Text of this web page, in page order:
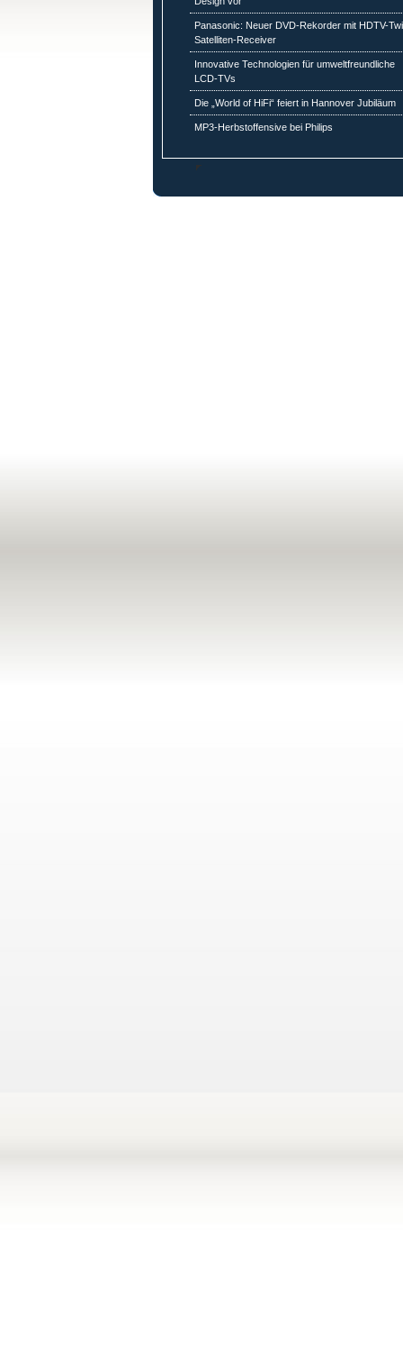
Panasonic: Neuer DVD-Rekorder mit HDTV-
Satelliten-Receiver
Innovative Technologien für umweltfreundliche
LCD-TVs
Die „World of HiFi“ feiert in Hannover Jubiläum
MP3-Herbstoffensive bei Philips